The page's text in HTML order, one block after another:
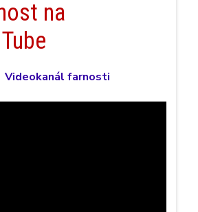
na
Videokanál farnosti